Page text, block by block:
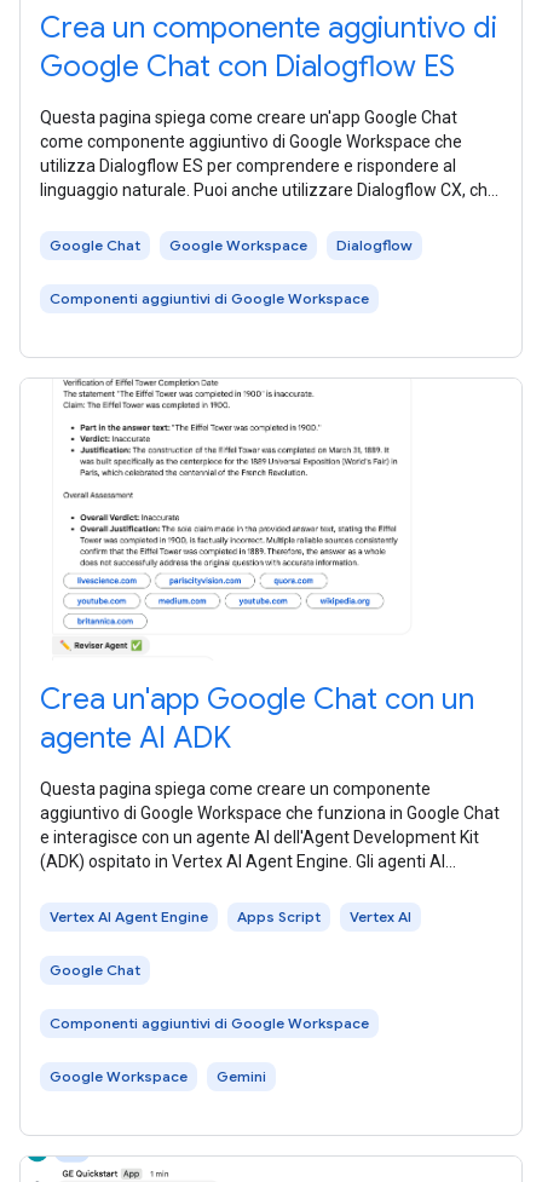
Crea un componente aggiuntivo di
Google Chat con Dialogflow ES
Questa pagina spiega come creare un'app Google Chat
come componente aggiuntivo di Google Workspace che
utilizza Dialogflow ES per comprendere e rispondere al
linguaggio naturale. Puoi anche utilizzare Dialogflow CX, che
Google Chat Google Workspace Dialogflow
Componenti aggiuntivi di Google Workspace
Crea un'app Google Chat con un
agente AI ADK
Questa pagina spiega come creare un componente
aggiuntivo di Google Workspace che funziona in Google Chat
e interagisce con un agente AI dell'Agent Development Kit
(ADK) ospitato in Vertex AI Agent Engine. Gli agenti AI
Vertex AI Agent Engine Apps Script Vertex AI
Google Chat
Componenti aggiuntivi di Google Workspace
Google Workspace Gemini